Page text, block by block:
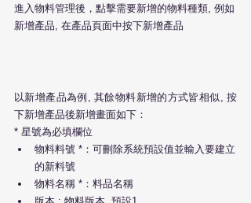
進入物料管理後，點擊需要新增的物料種類, 例如
新增產品, 在產品頁面中按下新增產品
以新增產品為例, 其餘物料新增的方式皆相似, 按
下新增產品後新增畫面如下：
* 星號為必填欄位
物料料號 *：可刪除系統預設值並輸入要建立
的新料號
物料名稱 *：料品名稱